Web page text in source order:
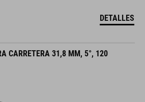
DETALLES
CARRETERA 31,8 MM, 5°, 120